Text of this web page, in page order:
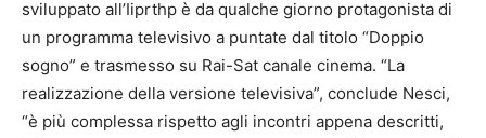
sviluppato all’Iiprthp è da qualche giorno protagonista di
un programma televisivo a puntate dal titolo “Doppio
sogno” e trasmesso su Rai-Sat canale cinema. “La
realizzazione della versione televisiva”, conclude Nesci,
“è più complessa rispetto agli incontri appena descritti,